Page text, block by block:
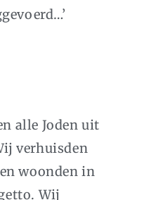
alle Joden uit
verhuisden
woonden in
Wij